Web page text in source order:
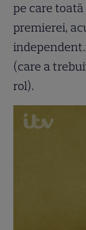
pe care
premierei,
(care a
rol).